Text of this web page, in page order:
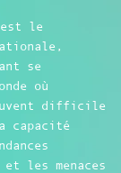
le
se
où
difficile
capacité
les menaces